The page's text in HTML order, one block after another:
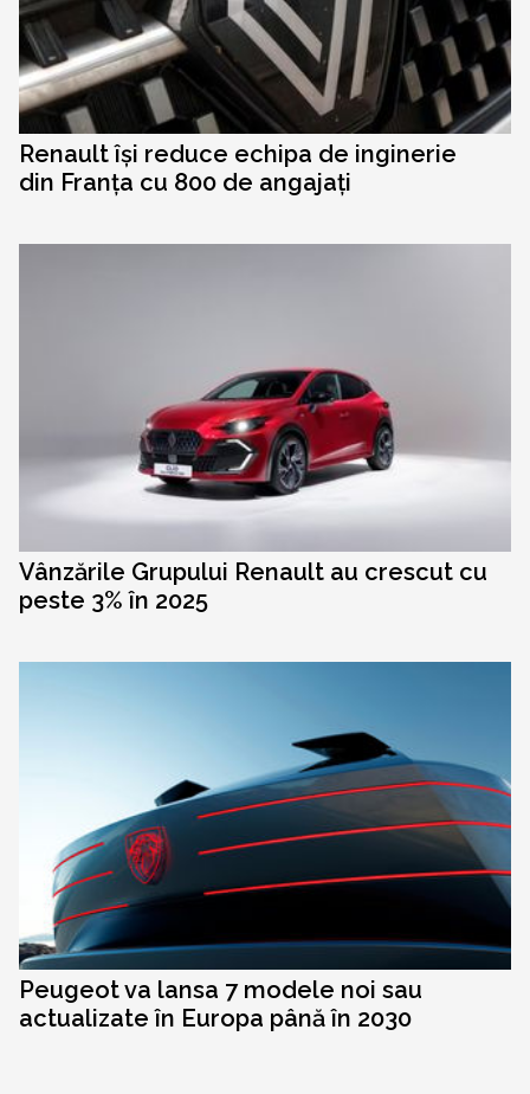
Renault își reduce echipa de inginerie
din Franța cu 800 de angajați
Vânzările Grupului Renault au crescut cu
peste 3% în 2025
Peugeot va lansa 7 modele noi sau
actualizate în Europa până în 2030